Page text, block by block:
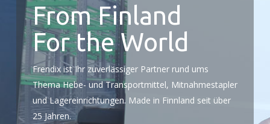
From Finland
For the World
Frendix ist Ihr zuverlässiger Partner rund ums
Thema Hebe- und Transportmittel, Mitnahmestapler
und Lagereinrichtungen. Made in Finnland seit über
25 Jahren.